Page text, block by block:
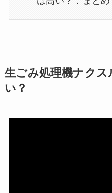
生ごみ処理機ナクス
い？